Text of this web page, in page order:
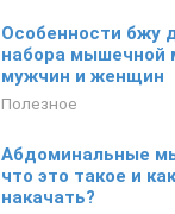
Особенности бжу
набора мышечной
мужчин и женщин
Полезное
Абдоминальные
что это такое и
накачать?